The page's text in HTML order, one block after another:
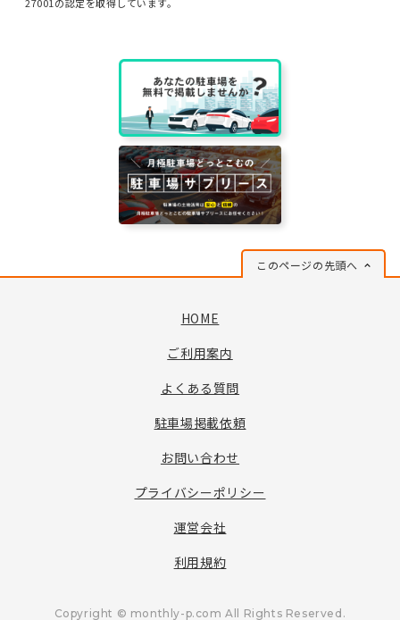
27001の認定を取得しています。
このページの先頭へ
HOME
ご利用案内
よくある質問
駐車場掲載依頼
お問い合わせ
プライバシーポリシー
運営会社
利用規約
Copyright © monthly-p.com All Rights Reserved.